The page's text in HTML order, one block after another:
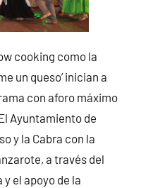
cooking como la
un queso’ inician a
con aforo máximo
Ayuntamiento de
y la Cabra con la
a través del
el apoyo de la